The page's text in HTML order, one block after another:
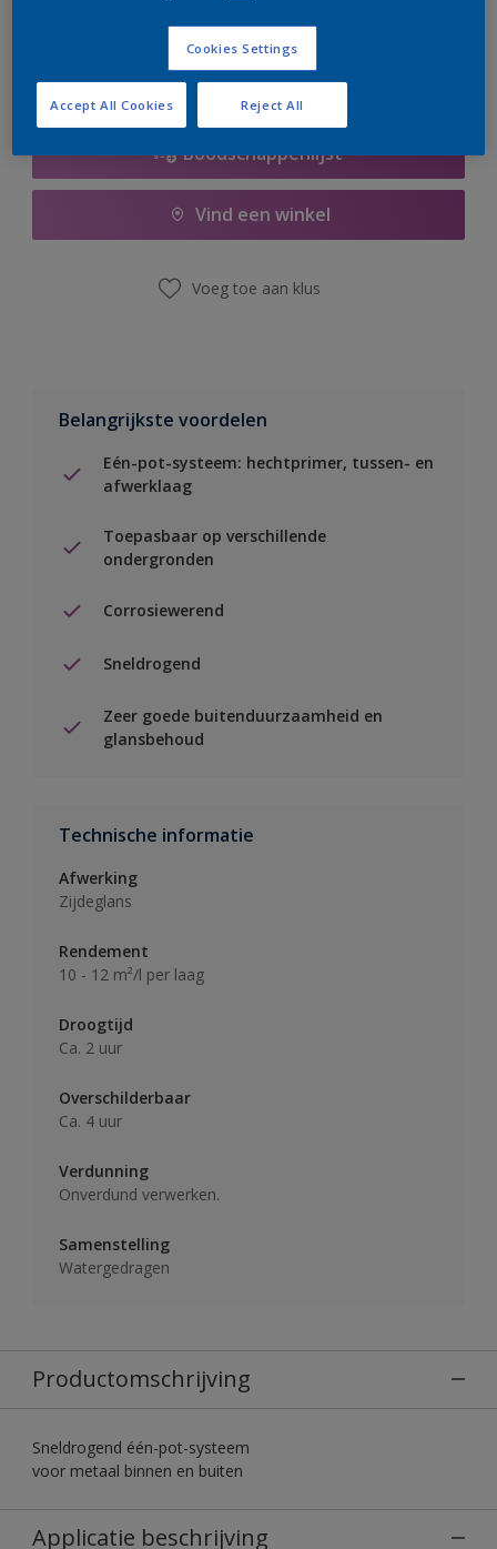
Boodschappenlijst
Vind een winkel
Voeg toe aan klus
Belangrijkste voordelen
Eén-pot-systeem: hechtprimer, tussen- en
afwerklaag
Toepasbaar op verschillende
ondergronden
Corrosiewerend
Sneldrogend
Zeer goede buitenduurzaamheid en
glansbehoud
Technische informatie
Afwerking
Zijdeglans
Rendement
10 - 12 m²/l per laag
Droogtijd
Ca. 2 uur
Overschilderbaar
Ca. 4 uur
Verdunning
Onverdund verwerken.
Samenstelling
Watergedragen
Productomschrijving
Sneldrogend één-pot-systeem
voor metaal binnen en buiten
Applicatie beschrijving
Cookies Settings
Reject All
Accept All Cookies